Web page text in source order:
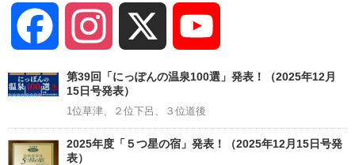
Facebook Instagram
Channel
第39回「にっぽんの温泉100選」発表！（2025年12月
15日号発表）
1位草津、２位下呂、３位道後
2025年度「５つ星の宿」発表！（2025年12月15日号発
表）